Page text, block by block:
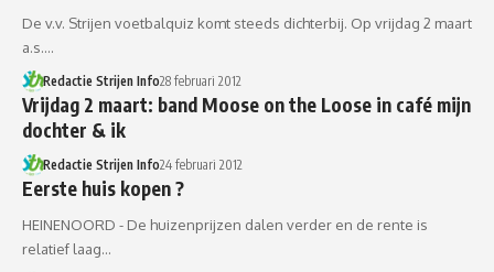
De v.v. Strijen voetbalquiz komt steeds dichterbij. Op vrijdag 2 maart
a.s.…
Redactie Strijen Info28 februari 2012
Vrijdag 2 maart: band Moose on the Loose in café mijn
dochter & ik
Redactie Strijen Info24 februari 2012
Eerste huis kopen ?
HEINENOORD - De huizenprijzen dalen verder en de rente is
relatief laag…